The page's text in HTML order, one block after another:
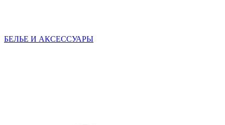
БЕЛЬЕ И АКСЕССУАРЫ